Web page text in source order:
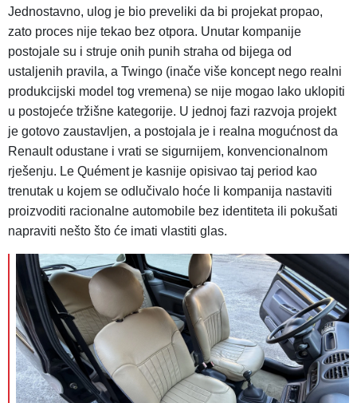
Jednostavno, ulog je bio preveliki da bi projekat propao,
zato proces nije tekao bez otpora. Unutar kompanije
postojale su i struje onih punih straha od bijega od
ustaljenih pravila, a Twingo (inače više koncept nego realni
produkcijski model tog vremena) se nije mogao lako uklopiti
u postojeće tržišne kategorije. U jednoj fazi razvoja projekt
je gotovo zaustavljen, a postojala je i realna mogućnost da
Renault odustane i vrati se sigurnijem, konvencionalnom
rješenju. Le Quément je kasnije opisivao taj period kao
trenutak u kojem se odlučivalo hoće li kompanija nastaviti
proizvoditi racionalne automobile bez identiteta ili pokušati
napraviti nešto što će imati vlastiti glas.